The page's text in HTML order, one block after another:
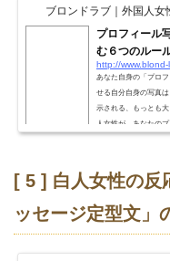
ブロンドラブ｜外国人女
プロフィール
む６つのルー
http://
あなた自身の「プロ
せる自分自身の写真
示される、もっとも
人女性が、あなたの
った外国人女性が、必
[ 5 ] 白人女性の反
ッセージ定型文」